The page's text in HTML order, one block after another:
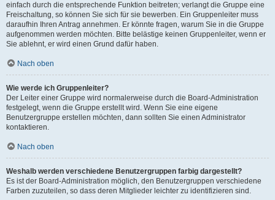
einfach durch die entsprechende Funktion beitreten; verlangt die Gruppe eine
Freischaltung, so können Sie sich für sie bewerben. Ein Gruppenleiter muss
daraufhin Ihren Antrag annehmen. Er könnte fragen, warum Sie in die Gruppe
aufgenommen werden möchten. Bitte belästige keinen Gruppenleiter, wenn er
Sie ablehnt, er wird einen Grund dafür haben.
Nach oben
Wie werde ich Gruppenleiter?
Der Leiter einer Gruppe wird normalerweise durch die Board-Administration
festgelegt, wenn die Gruppe erstellt wird. Wenn Sie eine eigene
Benutzergruppe erstellen möchten, dann sollten Sie einen Administrator
kontaktieren.
Nach oben
Weshalb werden verschiedene Benutzergruppen farbig dargestellt?
Es ist der Board-Administration möglich, den Benutzergruppen verschiedene
Farben zuzuteilen, so dass deren Mitglieder leichter zu identifizieren sind.